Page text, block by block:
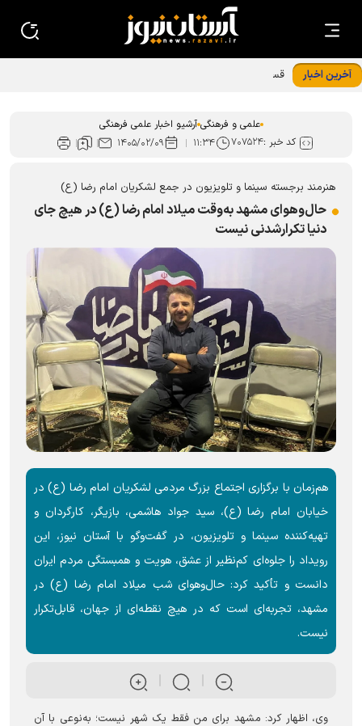
آخرین اخبار قسمت چهارم مجموعه مادر، معمار آرامش خانواده منتشر شد
علمی و فرهنگی آرشیو اخبار علمی فرهنگی
کد خبر :۷۰۷۵۲۴ ۱۱:۳۴ ۱۴۰۵/۰۲/۰۹
هنرمند برجسته سینما و تلویزیون در جمع لشکریان امام رضا (ع)
حال‌وهوای مشهد به‌وقت میلاد امام رضا (ع) در هیچ جای
دنیا تکرارشدنی نیست
هم‌زمان با برگزاری اجتماع بزرگ مردمی لشکریان امام رضا (ع) در
خیابان امام رضا (ع)، سید جواد هاشمی، بازیگر، کارگردان و
تهیه‌کننده سینما و تلویزیون، در گفت‌وگو با آستان نیوز، این
رویداد را جلوه‌ای کم‌نظیر از عشق، هویت و همبستگی مردم ایران
دانست و تأکید کرد: حال‌وهوای شب میلاد امام رضا (ع) در
مشهد، تجربه‌ای است که در هیچ نقطه‌ای از جهان، قابل‌تکرار
نیست.
وی، اظهار کرد: مشهد برای من فقط یک شهر نیست؛ به‌نوعی با آن